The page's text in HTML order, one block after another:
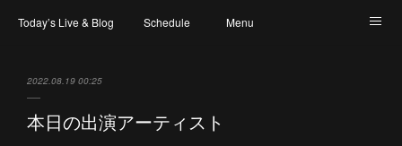
Today’s Live & Blog Schedule Menu
2022.08.19 00:25
本日の出演アーティスト